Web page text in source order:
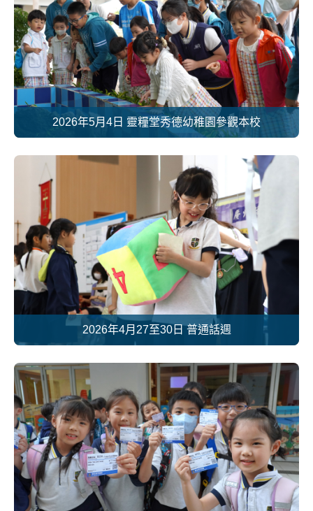
2026年5月4日 靈糧堂秀德幼稚園參觀本校
2026年4月27至30日 普通話週